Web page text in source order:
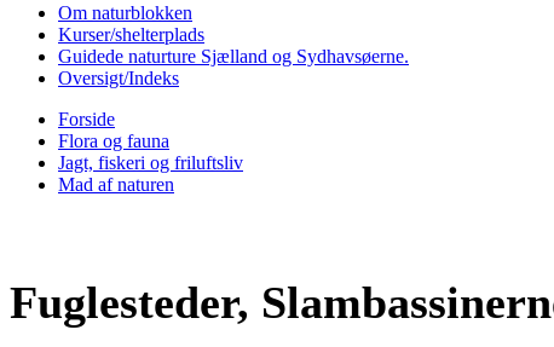
Om naturblokken
Kurser/shelterplads
Guidede naturture Sjælland og Sydhavsøerne.
Oversigt/Indeks
Forside
Flora og fauna
Jagt, fiskeri og friluftsliv
Mad af naturen
Fuglesteder,